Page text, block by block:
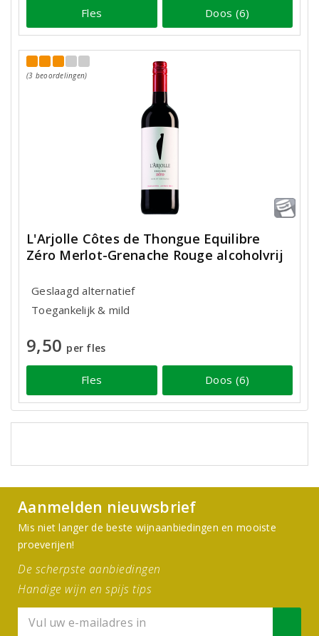
Fles Doos (6)
(3 beoordelingen)
L'Arjolle Côtes de Thongue Equilibre
Zéro Merlot-Grenache Rouge alcoholvrij
Geslaagd alternatief
Toegankelijk & mild
9,50 per fles
Fles Doos (6)
Aanmelden nieuwsbrief
Mis niet langer de beste wijnaanbiedingen en mooiste
proeverijen!
De scherpste aanbiedingen
Handige wijn en spijs tips